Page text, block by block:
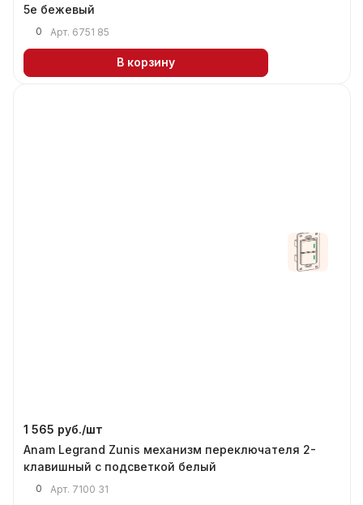
5е бежевый
0 Арт. 6751 85
В корзину
1 565 руб./шт
Anam Legrand Zunis механизм переключателя 2-
клавишный с подсветкой белый
0 Арт. 7100 31